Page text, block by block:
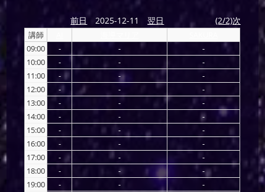
前日 2025-12-11 翌日 (2/2)次
講師
09:00
- -
-
10:00
- -
-
11:00
- -
-
12:00
- -
-
13:00
- -
-
14:00
- -
-
15:00
- -
-
16:00
- -
-
17:00
- -
-
18:00
- -
-
19:00
- -
-